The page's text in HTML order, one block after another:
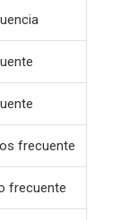
frecuente
frecuente